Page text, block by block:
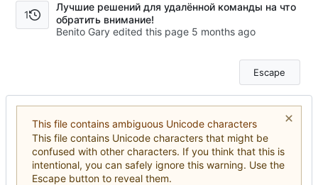
1
Лучшие решений для удалённой команды на что
обратить внимание!
Benito Gary edited this page
Escape
This file contains ambiguous Unicode characters
This file contains Unicode characters that might be
confused with other characters. If you think that this is
intentional, you can safely ignore this warning. Use the
Escape button to reveal them.